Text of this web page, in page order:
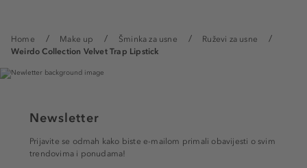
Home Make up Šminka za usne
Ruževi za usne
Weirdo Collection Velvet Trap Lipstick
Newsletter
Prijavite se odmah kako biste e-mailom primali obavijesti o svim
trendovima i ponudama!